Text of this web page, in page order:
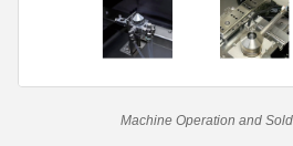
Machine Operation and